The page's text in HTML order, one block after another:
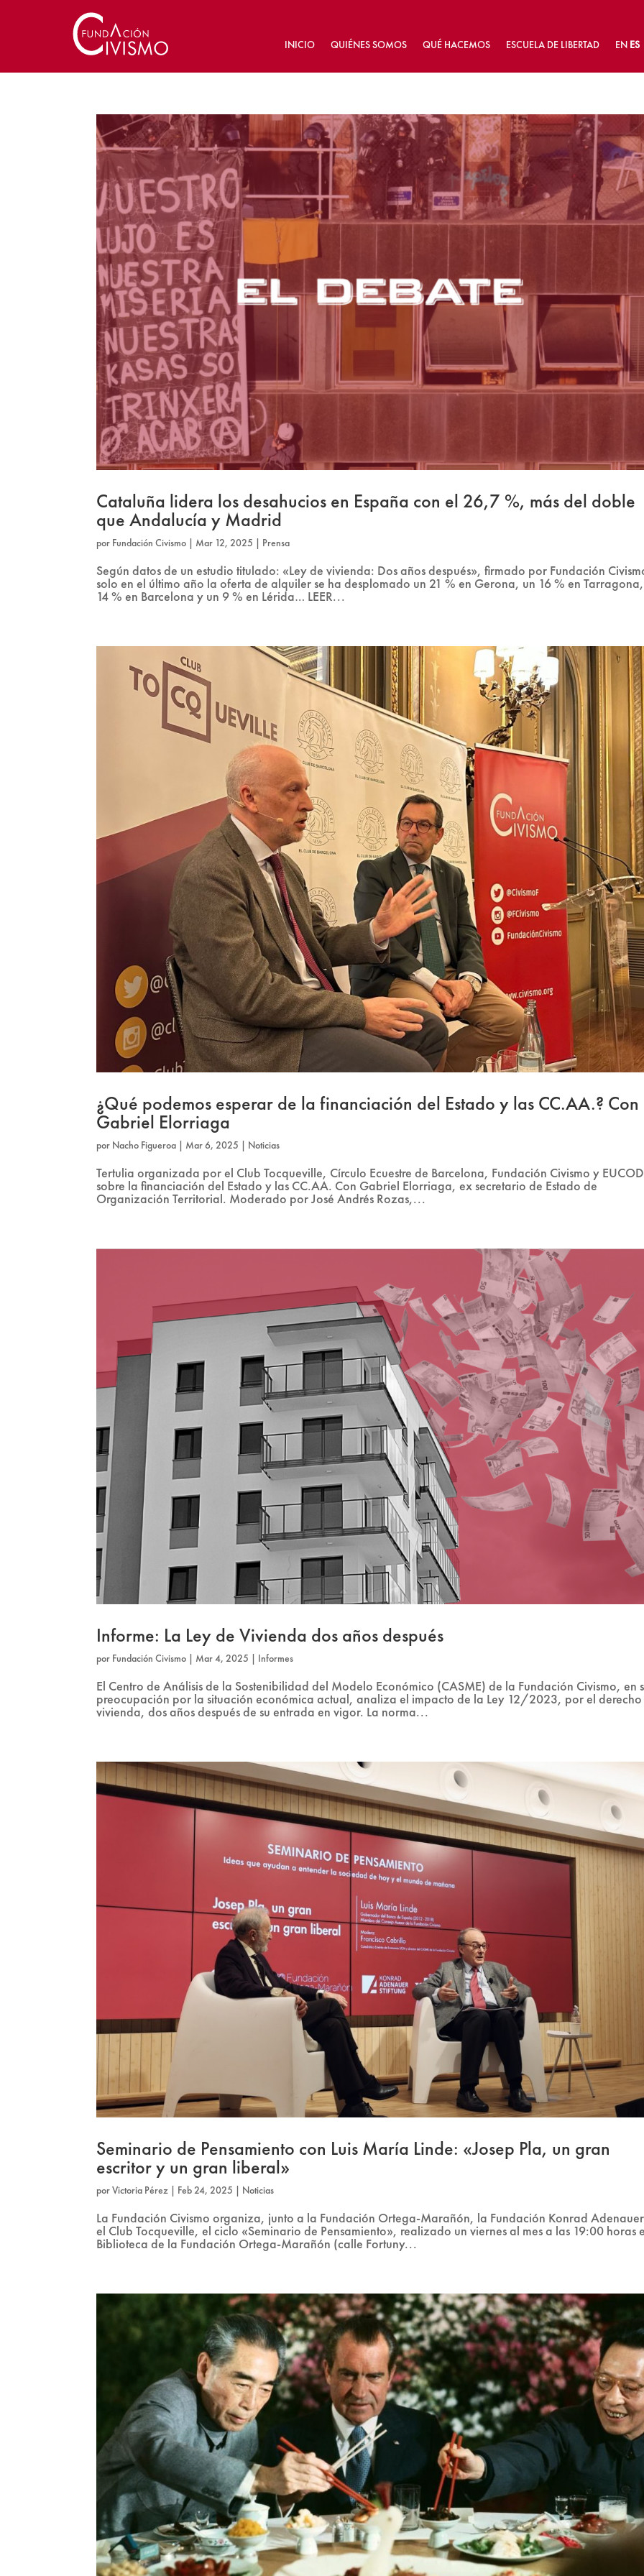
INICIO QUIÉNES SOMOS QUÉ HACEMOS ESCUELA DE LIBERTAD EN ES
Cataluña lidera los desahucios en España con el 26,7 %, más del doble
que Andalucía y Madrid
por Fundación Civismo | Mar 12, 2025 | Prensa
Según datos de un estudio titulado: «Ley de vivienda: Dos años después», firmado por Fundación
solo en el último año la oferta de alquiler se ha desplomado un 21 % en Gerona, un 16 % en
14 % en Barcelona y un 9 % en Lérida… LEER...
¿Qué podemos esperar de la financiación del Estado y las CC.AA.? Con
Gabriel Elorriaga
por Nacho Figueroa Mar 6, 2025 Noticias
Tertulia organizada por el Club Tocqueville, Círculo Ecuestre de Barcelona, Fundación Civismo y
sobre la financiación del Estado y las CC.AA. Con Gabriel Elorriaga, ex secretario de Estado de
Organización Territorial. Moderado por José Andrés Rozas,...
Informe: La Ley de Vivienda dos años después
por Fundación Civismo | Mar 4, 2025 | Informes
El Centro de Análisis de la Sostenibilidad del Modelo Económico (CASME) de la Fundación Civismo, en
preocupación por la situación económica actual, analiza el impacto de la Ley 12/2023, por el
vivienda, dos años después de su entrada en vigor. La norma...
Seminario de Pensamiento con Luis María Linde: «Josep Pla, un gran
escritor y un gran liberal»
porVictoria Pérez | Feb 24, 2025 | Noticias
La Fundación Civismo organiza, junto a la Fundación Ortega-Marañón, la Fundación Konrad
el Club Tocqueville, el ciclo «Seminario de Pensamiento», realizado un viernes al mes a las 19:00 horas
Biblioteca de la Fundación Ortega-Marañón (calle Fortuny...